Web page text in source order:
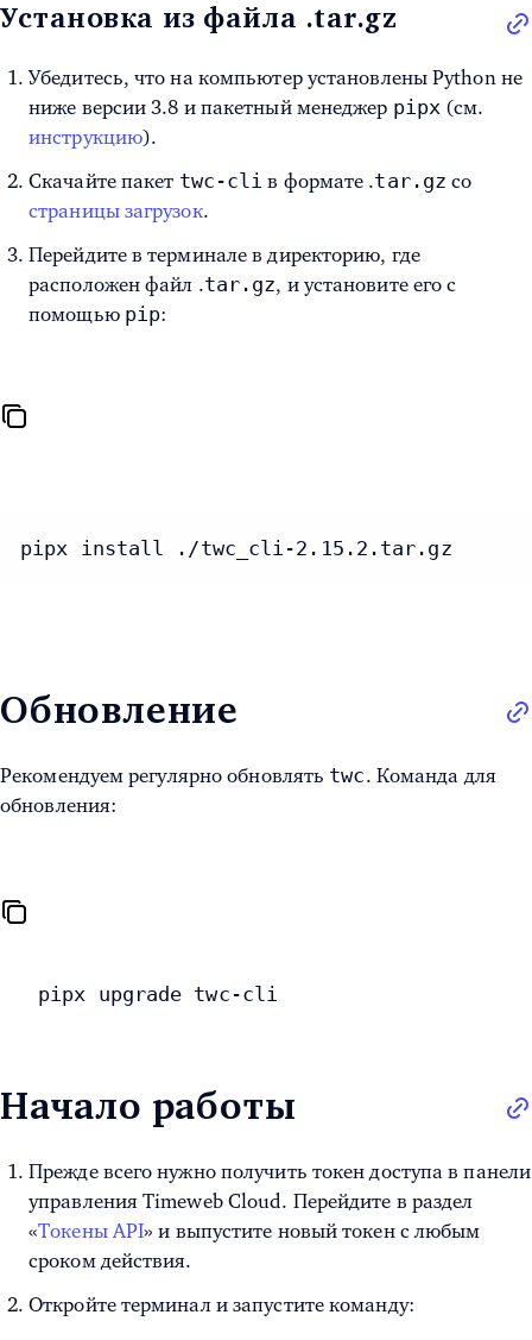
Установка из файла .tar.gz
Убедитесь, что на компьютер установлены Python не
ниже версии 3.8 и пакетный менеджер pipx (см.
инструкцию).
Скачайте пакет twc-cli в формате .tar.gz со
страницы загрузок.
Перейдите в терминале в директорию, где
расположен файл .tar.gz, и установите его с
помощью pip:
pipx install ./twc_cli-2.15.2.tar.gz
Обновление
Рекомендуем регулярно обновлять twc. Команда для
обновления:
pipx upgrade twc-cli
Начало работы
Прежде всего нужно получить токен доступа в панели
управления Timeweb Cloud. Перейдите в раздел
«Токены API» и выпустите новый токен с любым
сроком действия.
Откройте терминал и запустите команду: